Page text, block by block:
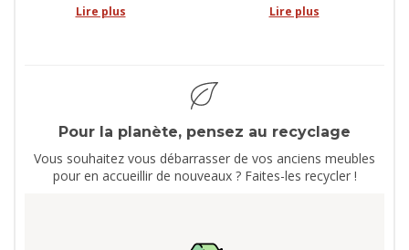
Lire plus
Lire plus
Pour la planète, pensez au recyclage
Vous souhaitez vous débarrasser de vos anciens meubles
pour en accueillir de nouveaux ? Faites-les recycler !